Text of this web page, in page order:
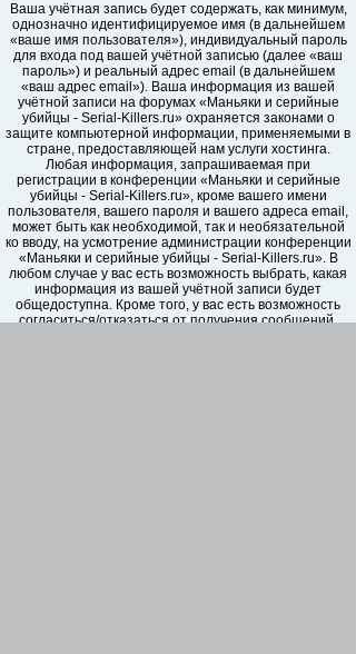
Ваша учётная запись будет содержать, как минимум,
однозначно идентифицируемое имя (в дальнейшем
«ваше имя пользователя»), индивидуальный пароль
для входа под вашей учётной записью (далее «ваш
пароль») и реальный адрес email (в дальнейшем
«ваш адрес email»). Ваша информация из вашей
учётной записи на форумах «Маньяки и серийные
убийцы - Serial-Killers.ru» охраняется законами о
защите компьютерной информации, применяемыми в
стране, предоставляющей нам услуги хостинга.
Любая информация, запрашиваемая при
регистрации в конференции «Маньяки и серийные
убийцы - Serial-Killers.ru», кроме вашего имени
пользователя, вашего пароля и вашего адреса email,
может быть как необходимой, так и необязательной
ко вводу, на усмотрение администрации конференции
«Маньяки и серийные убийцы - Serial-Killers.ru». В
любом случае у вас есть возможность выбрать, какая
информация из вашей учётной записи будет
общедоступна. Кроме того, у вас есть возможность
согласиться/отказаться от получения сообщений,